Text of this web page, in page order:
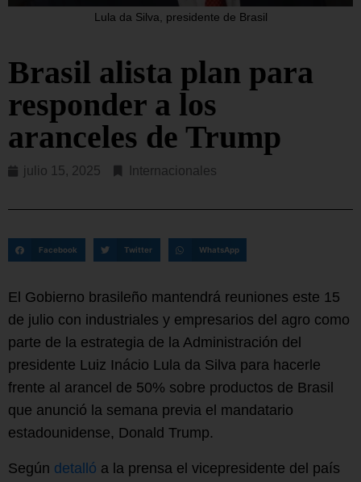
Lula da Silva, presidente de Brasil
Brasil alista plan para
responder a los
aranceles de Trump
julio 15, 2025 Internacionales
Facebook Twitter WhatsApp
El Gobierno brasileño mantendrá reuniones este 15
de julio con industriales y empresarios del agro como
parte de la estrategia de la Administración del
presidente Luiz Inácio Lula da Silva para hacerle
frente al arancel de 50% sobre productos de Brasil
que anunció la semana previa el mandatario
estadounidense, Donald Trump.
Según detalló a la prensa el vicepresidente del país